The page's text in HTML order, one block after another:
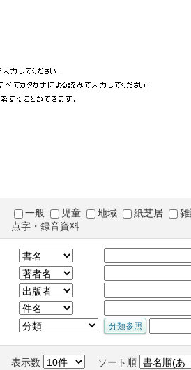
一般 児童 地域 紙芝居
点字・録音資料
表示数 ソート順